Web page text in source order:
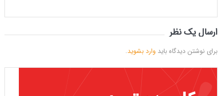
ارسال یک نظر
برای نوشتن دیدگاه باید وارد بشوید.